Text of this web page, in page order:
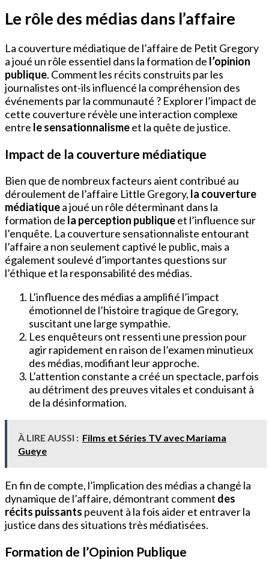
Le rôle des médias dans l’affaire
La couverture médiatique de l’affaire de Petit Gregory
a joué un rôle essentiel dans la formation de l’opinion
publique. Comment les récits construits par les
journalistes ont-ils influencé la compréhension des
événements par la communauté ? Explorer l’impact de
cette couverture révèle une interaction complexe
entre le sensationnalismeet la quête de justice.
Impact de la couverture médiatique
Bien que de nombreux facteurs aient contribué au
déroulement de l’affaire Little Gregory, la couverture
médiatiquea joué un rôle déterminant dans la
formation de la perception publiqueet l’influence sur
l’enquête. La couverture sensationnaliste entourant
l’affaire a non seulement captivé le public, mais a
également soulevé d’importantes questions sur
l’éthique et la responsabilité des médias.
L’influence des médias a amplifié l’impact
émotionnel de l’histoire tragique de Gregory,
suscitant une large sympathie.
Les enquêteurs ont ressenti une pression pour
agir rapidement en raison de l’examen minutieux
des médias, modifiant leur approche.
L’attention constante a créé un spectacle, parfois
au détriment des preuves vitales et conduisant à
de la désinformation.
À LIRE AUSSI : Films et Séries TV avec Mariama
Gueye
En fin de compte, l’implication des médias a changé la
dynamique de l’affaire, démontrant comment des
récits puissants peuvent à la fois aider et entraver la
justice dans des situations très médiatisées.
Formation de l’Opinion Publique